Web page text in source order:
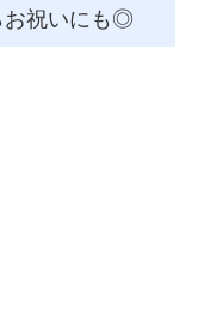
お祝いにも◎